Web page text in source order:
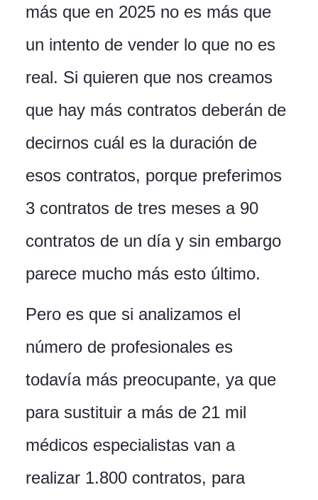
más que en 2025 no es más que
un intento de vender lo que no es
real. Si quieren que nos creamos
que hay más contratos deberán de
decirnos cuál es la duración de
esos contratos, porque preferimos
3 contratos de tres meses a 90
contratos de un día y sin embargo
parece mucho más esto último.
Pero es que si analizamos el
número de profesionales es
todavía más preocupante, ya que
para sustituir a más de 21 mil
médicos especialistas van a
realizar 1.800 contratos, para